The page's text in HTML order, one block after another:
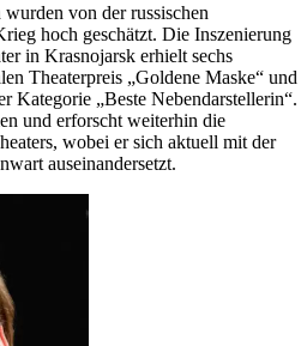
von der russischen
hoch geschätzt. Die Inszenierung
in Krasnojarsk erhielt sechs
Theaterpreis „Goldene Maske“ und
Kategorie „Beste Nebendarstellerin“.
und erforscht weiterhin die
wobei er sich aktuell mit der
auseinandersetzt.